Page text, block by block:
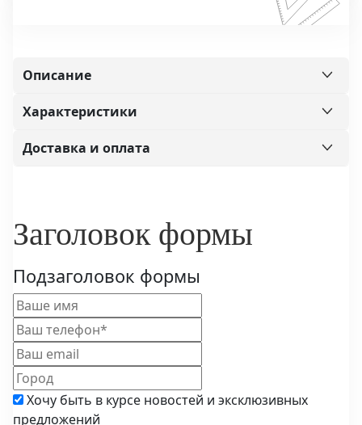
Описание
Характеристики
Доставка и оплата
Заголовок формы
Подзаголовок формы
Хочу быть в курсе новостей и эксклюзивных
предложений